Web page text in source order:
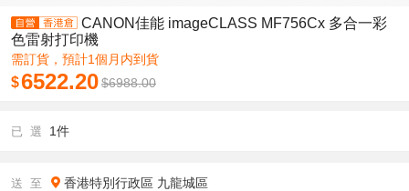
CANON佳能 imageCLASS MF756Cx 多合一彩
色雷射打印機
需訂貨，預計1個月内到貨
$6522.20$6988.00
已 選 1件
送 至 香港特別行政區 九龍城區